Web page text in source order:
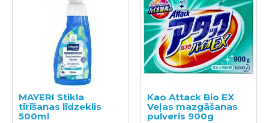
MAYERI Stikla
tīrīšanas līdzeklis
500ml
Kao Attack Bio EX
Veļas mazgāšanas
pulveris 900g